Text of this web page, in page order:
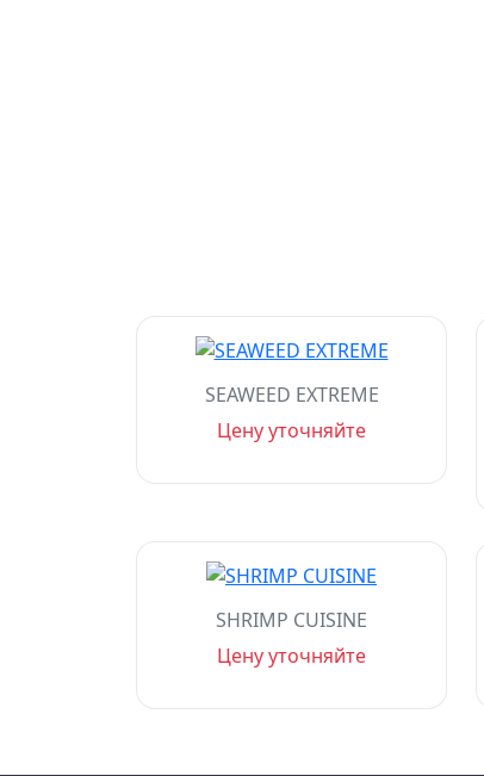
SEAWEED EXTREME
Цену уточняйте
SHRIMP CUISINE
Цену уточняйте